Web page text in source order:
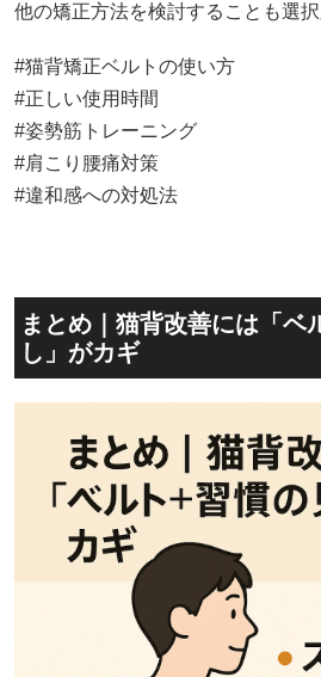
他の矯正方法を検討することも選択
#猫背矯正ベルトの使い方
#正しい使用時間
#姿勢筋トレーニング
#肩こり腰痛対策
#違和感への対処法
まとめ｜猫背改善には「ベ
し」がカギ